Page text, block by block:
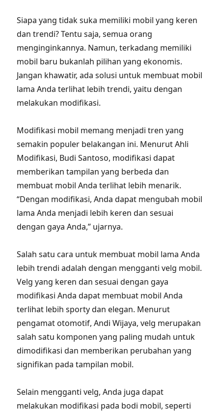
Siapa yang tidak suka memiliki mobil yang keren
dan trendi? Tentu saja, semua orang
menginginkannya. Namun, terkadang memiliki
mobil baru bukanlah pilihan yang ekonomis.
Jangan khawatir, ada solusi untuk membuat mobil
lama Anda terlihat lebih trendi, yaitu dengan
melakukan modifikasi.
Modifikasi mobil memang menjadi tren yang
semakin populer belakangan ini. Menurut Ahli
Modifikasi, Budi Santoso, modifikasi dapat
memberikan tampilan yang berbeda dan
membuat mobil Anda terlihat lebih menarik.
“Dengan modifikasi, Anda dapat mengubah mobil
lama Anda menjadi lebih keren dan sesuai
dengan gaya Anda,” ujarnya.
Salah satu cara untuk membuat mobil lama Anda
lebih trendi adalah dengan mengganti velg mobil.
Velg yang keren dan sesuai dengan gaya
modifikasi Anda dapat membuat mobil Anda
terlihat lebih sporty dan elegan. Menurut
pengamat otomotif, Andi Wijaya, velg merupakan
salah satu komponen yang paling mudah untuk
dimodifikasi dan memberikan perubahan yang
signifikan pada tampilan mobil.
Selain mengganti velg, Anda juga dapat
melakukan modifikasi pada bodi mobil, seperti